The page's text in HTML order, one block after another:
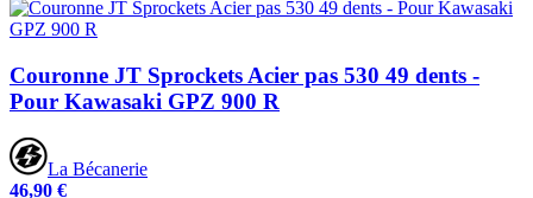
Couronne JT Sprockets Acier pas 530 49 dents -
Pour Kawasaki GPZ 900 R
La Bécanerie
46,90 €